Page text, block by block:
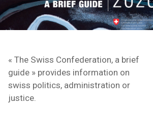
« The Swiss Confederation, a brief
guide » provides information on
swiss politics, administration or
justice.